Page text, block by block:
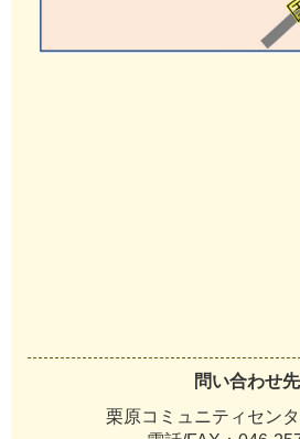
問い合わせ先
栗原コミュニティセン